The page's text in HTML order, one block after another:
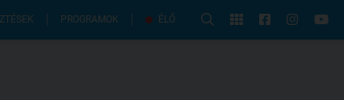
PROGRAMOK ÉLŐ